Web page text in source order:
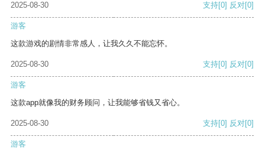
2025-08-30 支持[0] 反对[0]
游客
这款游戏的剧情非常感人，让我久久不能忘怀。
2025-08-30 支持[0] 反对[0]
游客
这款app就像我的财务顾问，让我能够省钱又省心。
2025-08-30 支持[0] 反对[0]
游客